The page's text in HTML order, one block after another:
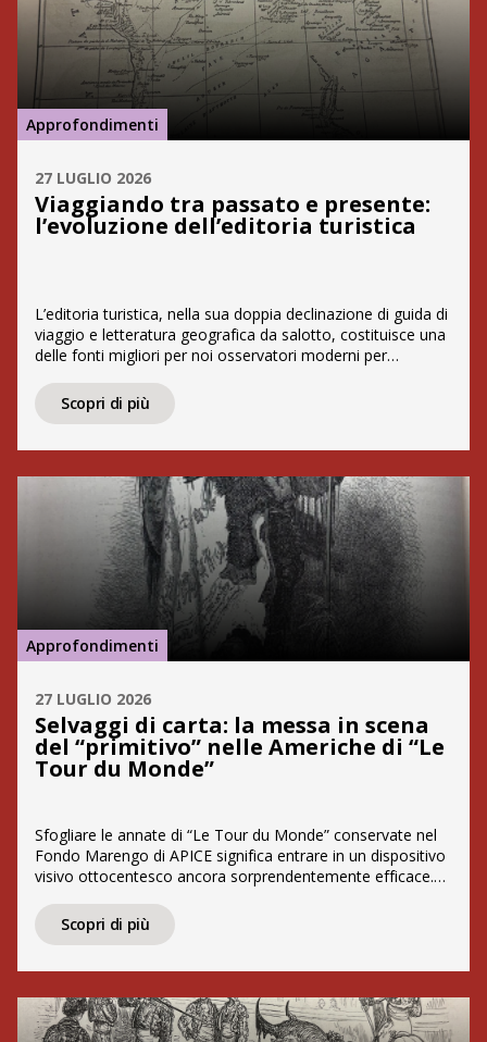
Approfondimenti
27 LUGLIO 2026
Viaggiando tra passato e presente:
l’evoluzione dell’editoria turistica
L’editoria turistica, nella sua doppia declinazione di guida di
viaggio e letteratura geografica da salotto, costituisce una
delle fonti migliori per noi osservatori moderni per
percezione del territorio. Sin dall’Ottocento, le guide in
volume, come la celebre Baedeker, tascabile e indirizzata a
Scopri di più
Approfondimenti
27 LUGLIO 2026
Selvaggi di carta: la messa in scena
del “primitivo” nelle Americhe di “Le
Tour du Monde”
Sfogliare le annate di “Le Tour du Monde” conservate nel
Fondo Marengo di APICE significa entrare in un dispositivo
visivo ottocentesco ancora sorprendentemente efficace.
testo e immagine costruiscono un racconto del mondo
che è al tempo stesso documentario e spettacolare.
Scopri di più